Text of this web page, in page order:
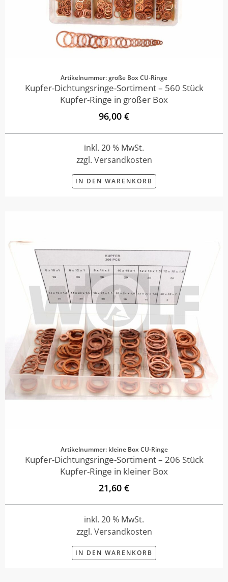
Artikelnummer: große Box CU-Ringe
Kupfer-Dichtungsringe-Sortiment – 560 Stück
Kupfer-Ringe in großer Box
96,00 €
inkl. 20 % MwSt.
zzgl. Versandkosten
IN DEN WARENKORB
Artikelnummer: kleine Box CU-Ringe
Kupfer-Dichtungsringe-Sortiment – 206 Stück
Kupfer-Ringe in kleiner Box
21,60 €
inkl. 20 % MwSt.
zzgl. Versandkosten
IN DEN WARENKORB